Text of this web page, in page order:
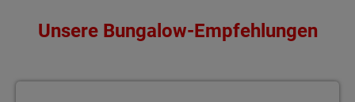
Unsere Bungalow-Empfehlungen